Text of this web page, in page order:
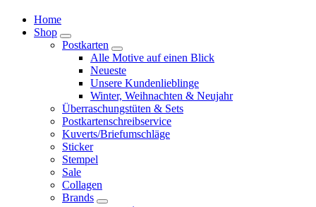
Home
Shop
Postkarten
Alle Motive auf einen Blick
Neueste
Unsere Kundenlieblinge
Winter, Weihnachten & Neujahr
Überraschungstüten & Sets
Postkartenschreibservice
Kuverts/Briefumschläge
Sticker
Stempel
Sale
Collagen
Brands